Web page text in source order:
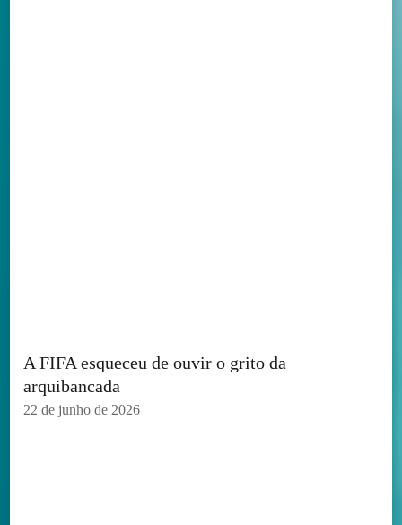
A FIFA esqueceu de ouvir o grito da
arquibancada
22 de junho de 2026